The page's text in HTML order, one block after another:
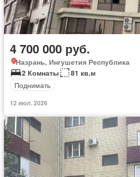
4 700 000 руб.
Назрань, Ингушетия Республика
2 Комнаты
81 кв.м
Поднимать
12 июл. 2026